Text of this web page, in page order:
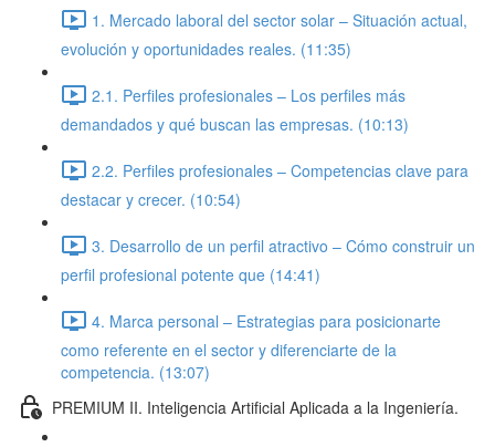
1. Mercado laboral del sector solar – Situación actual,
evolución y oportunidades reales. (11:35)
2.1. Perfiles profesionales – Los perfiles más
demandados y qué buscan las empresas. (10:13)
2.2. Perfiles profesionales – Competencias clave para
destacar y crecer. (10:54)
3. Desarrollo de un perfil atractivo – Cómo construir un
perfil profesional potente que (14:41)
4. Marca personal – Estrategias para posicionarte
como referente en el sector y diferenciarte de la
competencia. (13:07)
PREMIUM II. Inteligencia Artificial Aplicada a la Ingeniería.